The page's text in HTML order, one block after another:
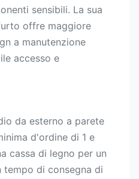
sensibili. La sua
offre maggiore
a manutenzione
accesso e
da esterno a parete
d'ordine di 1 e
cassa di legno per un
di consegna di